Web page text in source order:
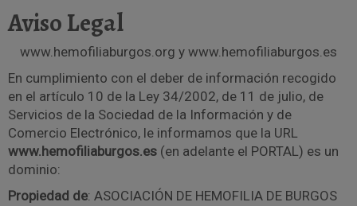
Aviso Legal
www.hemofiliaburgos.org y www.hemofiliaburgos.es
En cumplimiento con el deber de información recogido
en el artículo 10 de la Ley 34/2002, de 11 de julio, de
Servicios de la Sociedad de la Información y de
Comercio Electrónico, le informamos que la URL
www.hemofiliaburgos.es (en adelante el PORTAL) es un
dominio:
Propiedad de: ASOCIACIÓN DE HEMOFILIA DE BURGOS